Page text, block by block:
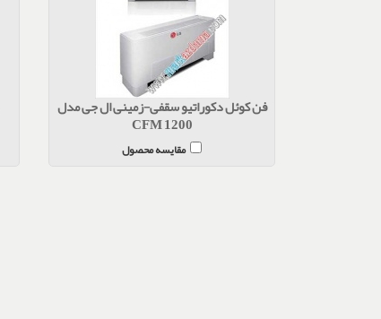
فن کوئل دکوراتیو سقفی-زمینی ال جی مدل
CFM 1200
مقایسه محصول